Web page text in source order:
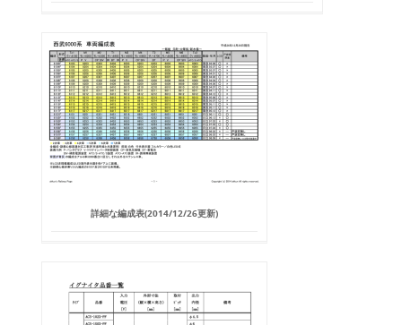
詳細な編成表(2014/12/26更新)